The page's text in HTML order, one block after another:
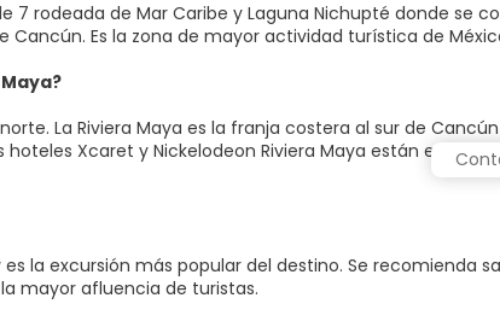
7 rodeada de Mar Caribe y Laguna Nichupté donde se
Es la zona de mayor actividad turística de
La Riviera Maya es la franja costera al sur de
Xcaret y Nickelodeon Riviera Maya están en la
la excursión más popular del destino. Se recomienda
mayor afluencia de turistas.